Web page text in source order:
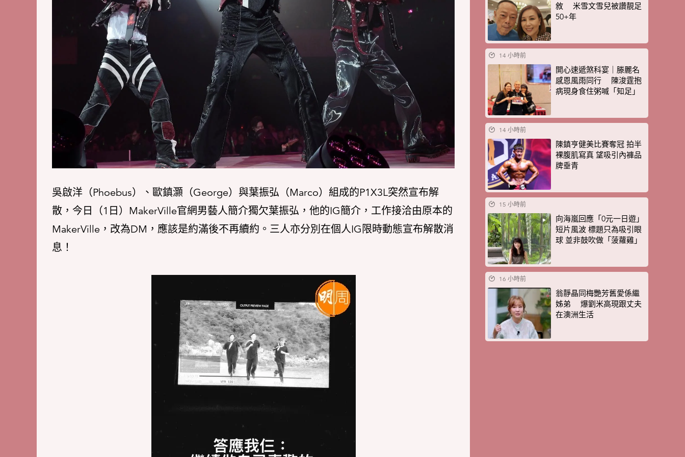
吳啟洋（Phoebus）、歐鎮灝（George）與葉振弘（Marco）組成的P1X3L突然宣布解
散，今日（1日）MakerVille官網男藝人簡介獨欠葉振弘，他的IG簡介，工作接洽由原本的
MakerVille，改為DM，應該是約滿後不再續約。三人亦分別在個人IG限時動態宣布解散消
息！
敘 米雪文雪兒被讚靚足
50+年
14 小時前
開心速遞煞科宴｜滕麗名
感恩風雨同行 陳浚霆抱
病現身食住粥喊「知足」
14 小時前
陳鎮亨健美比賽奪冠 拍半
裸腹肌寫真 望吸引內褲品
牌垂青
15 小時前
向海嵐回應「0元一日遊」
短片風波 標題只為吸引眼
球 並非鼓吹做「菠蘿雞」
16 小時前
翁靜晶同梅艷芳舊愛係繼
姊弟 爆劉米高現跟丈夫
在澳洲生活